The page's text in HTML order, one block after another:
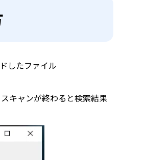
したファイル
キャンが終わると検索結果